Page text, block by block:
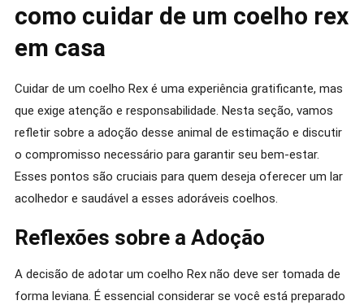
como cuidar de um coelho rex
em casa
Cuidar de um coelho Rex é uma experiência gratificante, mas
que exige atenção e responsabilidade. Nesta seção, vamos
refletir sobre a adoção desse animal de estimação e discutir
o compromisso necessário para garantir seu bem-estar.
Esses pontos são cruciais para quem deseja oferecer um lar
acolhedor e saudável a esses adoráveis coelhos.
Reflexões sobre a Adoção
A decisão de adotar um coelho Rex não deve ser tomada de
forma leviana. É essencial considerar se você está preparado